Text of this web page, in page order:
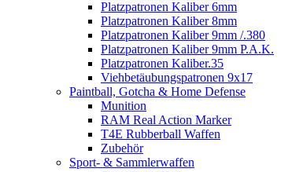
Platzpatronen Kaliber 6mm
Platzpatronen Kaliber 8mm
Platzpatronen Kaliber 9mm /.380
Platzpatronen Kaliber 9mm P.A.K.
Platzpatronen Kaliber.35
Viehbetäubungspatronen 9x17
Paintball, Gotcha & Home Defense
Munition
RAM Real Action Marker
T4E Rubberball Waffen
Zubehör
Sport- & Sammlerwaffen